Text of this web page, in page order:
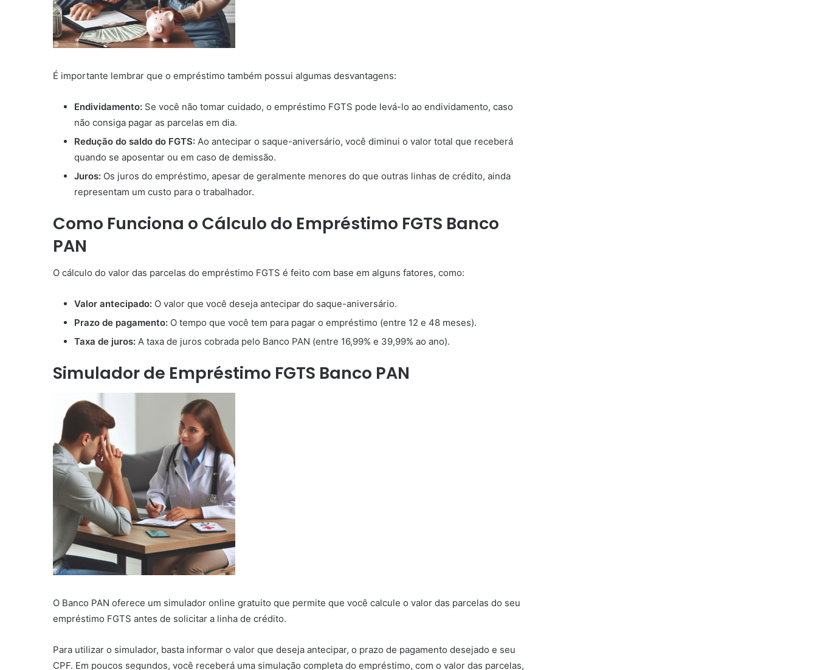
É importante lembrar que o empréstimo também possui algumas desvantagens:
Endividamento: Se você não tomar cuidado, o empréstimo FGTS pode levá-lo ao endividamento, caso
não consiga pagar as parcelas em dia.
Redução do saldo do FGTS: Ao antecipar o saque-aniversário, você diminui o valor total que receberá
quando se aposentar ou em caso de demissão.
Juros: Os juros do empréstimo, apesar de geralmente menores do que outras linhas de crédito, ainda
representam um custo para o trabalhador.
Como Funciona o Cálculo do Empréstimo FGTS Banco
PAN
O cálculo do valor das parcelas do empréstimo FGTS é feito com base em alguns fatores, como:
Valor antecipado: O valor que você deseja antecipar do saque-aniversário.
Prazo de pagamento: O tempo que você tem para pagar o empréstimo (entre 12 e 48 meses).
Taxa de juros: A taxa de juros cobrada pelo Banco PAN (entre 16,99% e 39,99% ao ano).
Simulador de Empréstimo FGTS Banco PAN
O Banco PAN oferece um simulador online gratuito que permite que você calcule o valor das parcelas do seu
empréstimo FGTS antes de solicitar a linha de crédito.
Para utilizar o simulador, basta informar o valor que deseja antecipar, o prazo de pagamento desejado e seu
CPF. Em poucos segundos, você receberá uma simulação completa do empréstimo, com o valor das parcelas,